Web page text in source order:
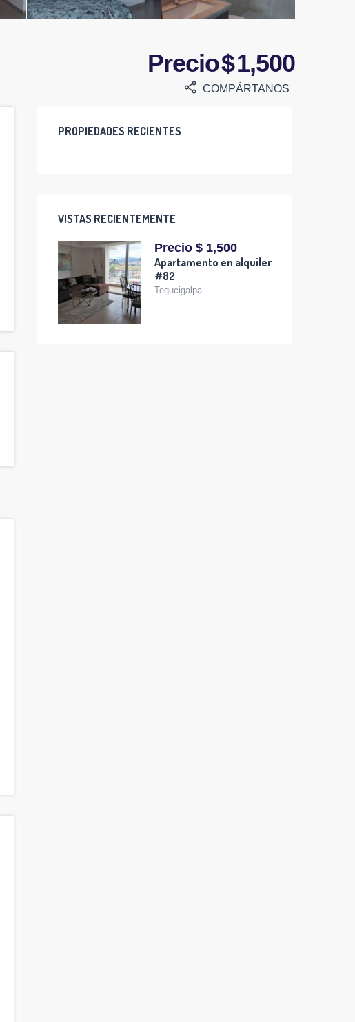
Precio $ 1,500
COMPÁRTANOS
PROPIEDADES RECIENTES
VISTAS RECIENTEMENTE
Precio $ 1,500
Apartamento en alquiler
#82
Tegucigalpa